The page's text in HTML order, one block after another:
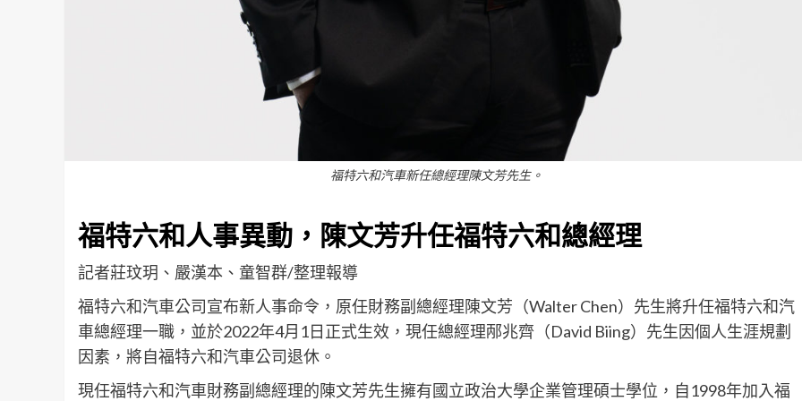
福特六和汽車新任總經理陳文芳先生。
福特六和人事異動，陳文芳升任福特六和總經理
記者莊玟玥、嚴漢本、童智群/整理報導
福特六和汽車公司宣布新人事命令 ， 原任財務副總經理陳文芳（Walter Chen）先生將升任福特六和汽
車總經理一職，並於2022年4月 1日正式生效 ，現任總經理邴兆齊 （David Biing） 先生因個人生涯規劃
因素，將自福特六和汽車公司退休 。
現任福特六和汽車財務副總經理的陳文芳先生擁有國立政治大學企業管理碩士學位， 自1998年加入福